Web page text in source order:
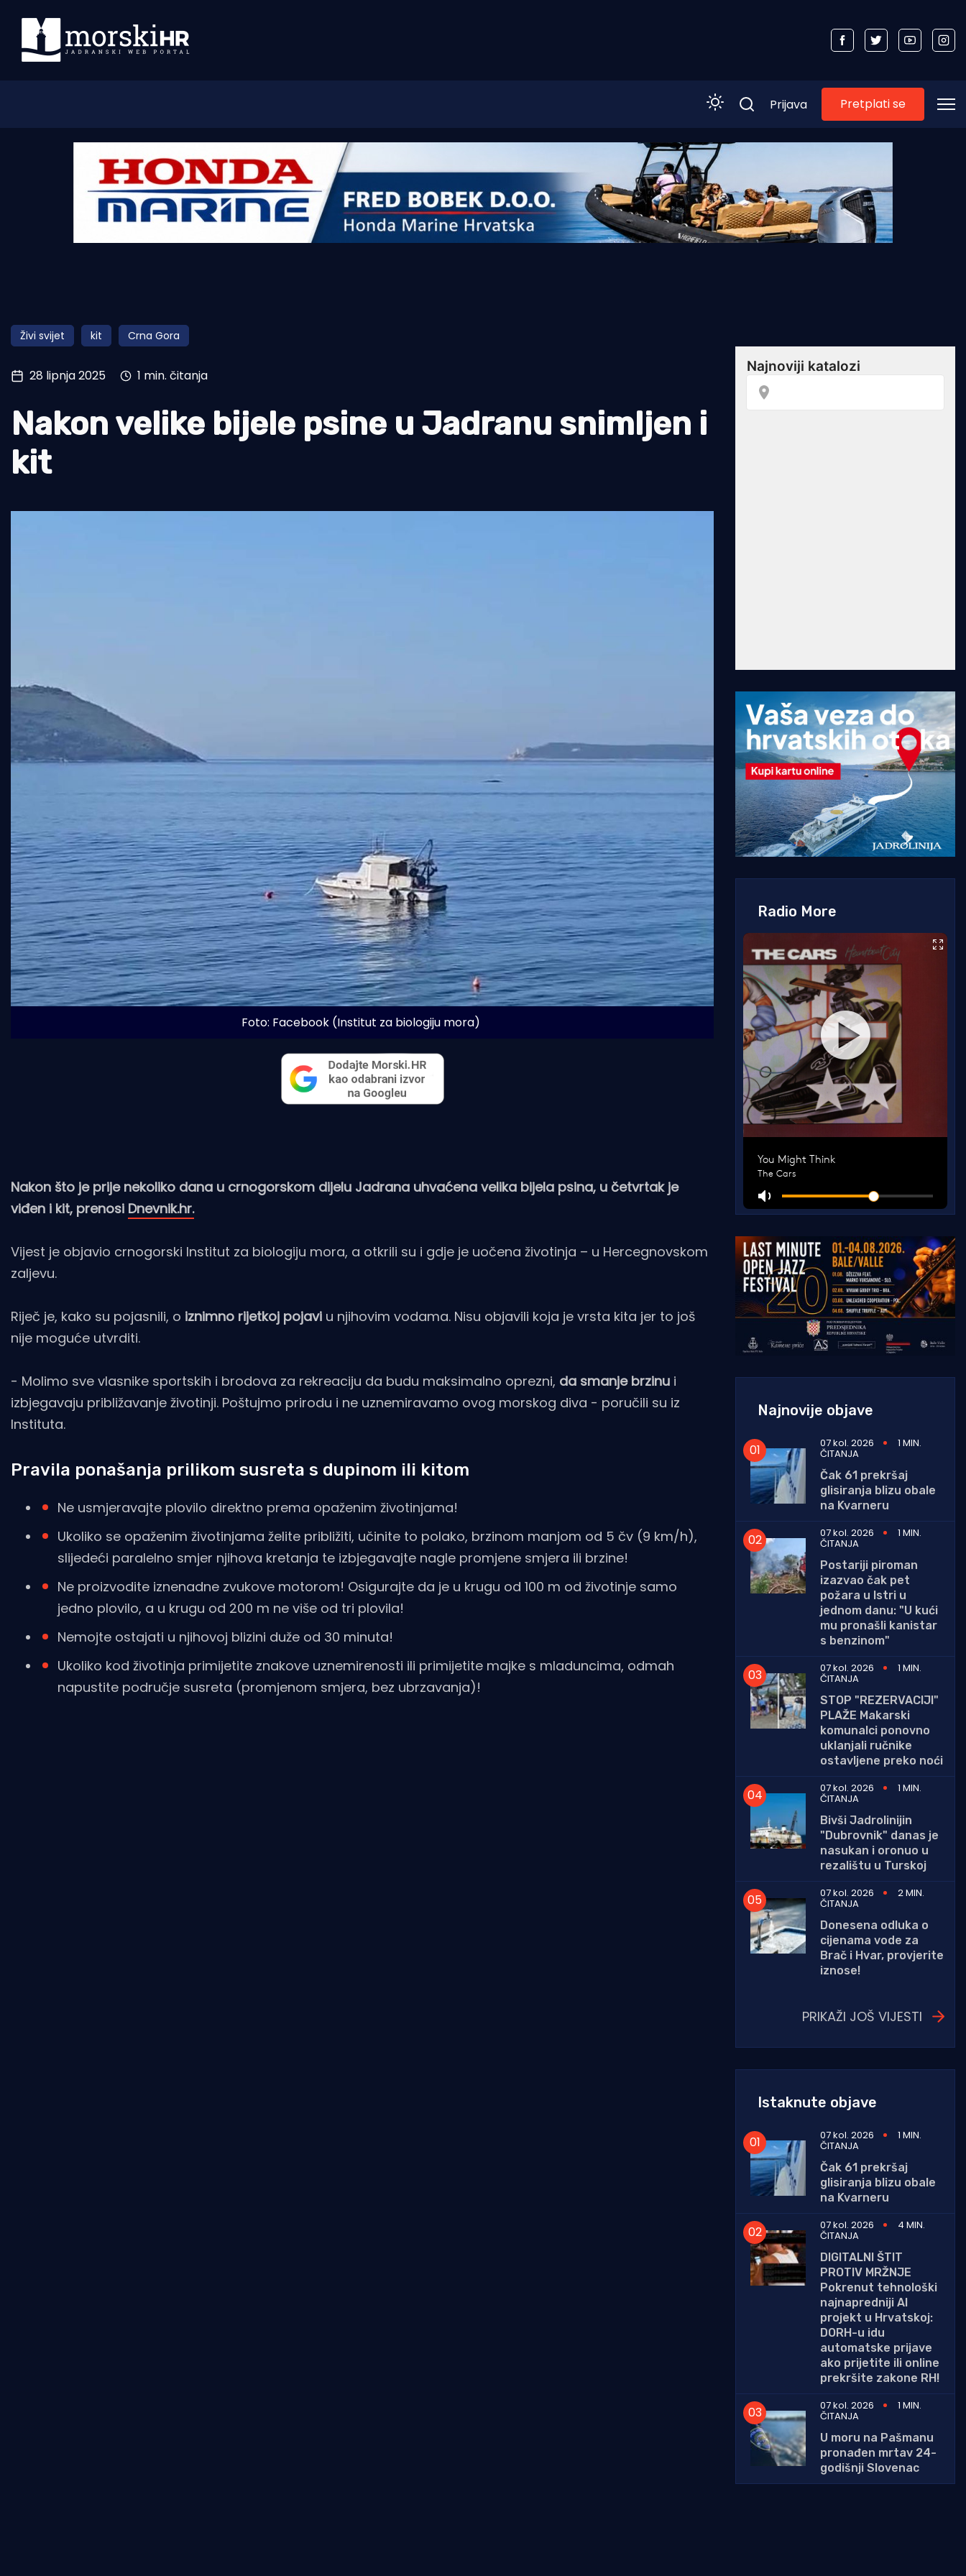
Morski plus
Pomorstvo
Ribolov
Tradicija i kultura
Prijava Pretplati se
Živi svijet kit Crna Gora
28 lipnja 2025 1 min. čitanja
Nakon velike bijele psine u Jadranu snimljen i
kit
Foto: Facebook (Institut za biologiju mora)
Nakon što je prije nekoliko dana u crnogorskom dijelu Jadrana uhvaćena velika bijela psina, u četvrtak je
viđen i kit, prenosi Dnevnik.hr.
Vijest je objavio crnogorski Institut za biologiju mora, a otkrili su i gdje je uočena životinja – u Hercegnovskom
zaljevu.
Riječ je, kako su pojasnili, o iznimno rijetkoj pojavi u njihovim vodama. Nisu objavili koja je vrsta kita jer to još
nije moguće utvrditi.
- Molimo sve vlasnike sportskih i brodova za rekreaciju da budu maksimalno oprezni, da smanje brzinu i
izbjegavaju približavanje životinji. Poštujmo prirodu i ne uznemiravamo ovog morskog diva - poručili su iz
Instituta.
Pravila ponašanja prilikom susreta s dupinom ili kitom
Ne usmjeravajte plovilo direktno prema opaženim životinjama!
Ukoliko se opaženim životinjama želite približiti, učinite to polako, brzinom manjom od 5 čv (9 km/h),
slijedeći paralelno smjer njihova kretanja te izbjegavajte nagle promjene smjera ili brzine!
Ne proizvodite iznenadne zvukove motorom! Osigurajte da je u krugu od 100 m od životinje samo
jedno plovilo, a u krugu od 200 m ne više od tri plovila!
Nemojte ostajati u njihovoj blizini duže od 30 minuta!
Ukoliko kod životinja primijetite znakove uznemirenosti ili primijetite majke s mladuncima, odmah
napustite područje susreta (promjenom smjera, bez ubrzavanja)!
Radio More
Najnovije objave
07 kol. 2026 1 MIN.
ČITANJA
Čak 61 prekršaj
glisiranja blizu obale
na Kvarneru
07 kol. 2026
1 MIN.
ČITANJA
Postariji piroman
izazvao čak pet
požara u Istri u
jednom danu: "U kući
mu pronašli kanistar
s benzinom"
07 kol. 2026
1 MIN.
ČITANJA
STOP "REZERVACIJI"
PLAŽE Makarski
komunalci ponovno
uklanjali ručnike
ostavljene preko noći
07 kol. 2026
1 MIN.
ČITANJA
Bivši Jadrolinijin
"Dubrovnik" danas je
nasukan i oronuo u
rezalištu u Turskoj
07 kol. 2026
2 MIN.
ČITANJA
Donesena odluka o
cijenama vode za
Brač i Hvar, provjerite
iznose!
PRIKAŽI JOŠ VIJESTI
Istaknute objave
07 kol. 2026 1 MIN.
ČITANJA
Čak 61 prekršaj
glisiranja blizu obale
na Kvarneru
07 kol. 2026
4 MIN.
ČITANJA
DIGITALNI ŠTIT
PROTIV MRŽNJE
Pokrenut tehnološki
najnapredniji AI
projekt u Hrvatskoj:
DORH-u idu
automatske prijave
ako prijetite ili online
prekršite zakone RH!
07 kol. 2026
1 MIN.
ČITANJA
U moru na Pašmanu
pronađen mrtav 24-
godišnji Slovenac